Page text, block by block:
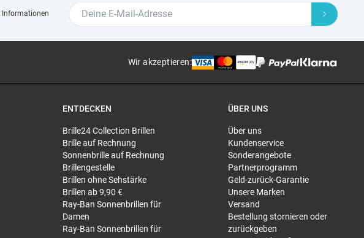
Informationen
Wir akzeptieren:
ENTDECKEN
Brille24 Collection Brillen
Brille auf Rechnung
Sonnenbrille auf Rechnung
Brillengestelle
Brillen ohne Sehstärke
Brillen ab 9,90 €
Ray-Ban Sonnenbrillen für
Damen
Ray-Ban Sonnenbrillen für
ÜBER UNS
Über uns
Kundenservice
Sonderangebote
Partnerprogramm
Geld-zurück-Garantie
Unsere Marken
Versand
Bestellung stornieren oder
zurückgeben